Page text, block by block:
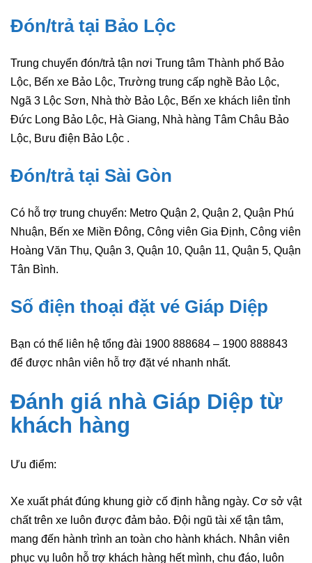
Đón/trả tại Bảo Lộc
Trung chuyển đón/trả tận nơi Trung tâm Thành phố Bảo
Lộc, Bến xe Bảo Lộc, Trường trung cấp nghề Bảo Lộc,
Ngã 3 Lộc Sơn, Nhà thờ Bảo Lộc, Bến xe khách liên tỉnh
Đức Long Bảo Lộc, Hà Giang, Nhà hàng Tâm Châu Bảo
Lộc, Bưu điện Bảo Lộc .
Đón/trả tại Sài Gòn
Có hỗ trợ trung chuyển: Metro Quận 2, Quận 2, Quận Phú
Nhuận, Bến xe Miền Đông, Công viên Gia Định, Công viên
Hoàng Văn Thụ, Quận 3, Quận 10, Quận 11, Quận 5, Quận
Tân Bình.
Số điện thoại đặt vé Giáp Diệp
Bạn có thể liên hệ tổng đài 1900 888684 – 1900 888843
để được nhân viên hỗ trợ đặt vé nhanh nhất.
Đánh giá nhà Giáp Diệp từ
khách hàng
Ưu điểm:
Xe xuất phát đúng khung giờ cố định hằng ngày. Cơ sở vật
chất trên xe luôn được đảm bảo. Đội ngũ tài xế tận tâm,
mang đến hành trình an toàn cho hành khách. Nhân viên
phục vụ luôn hỗ trợ khách hàng hết mình, chu đáo, luôn